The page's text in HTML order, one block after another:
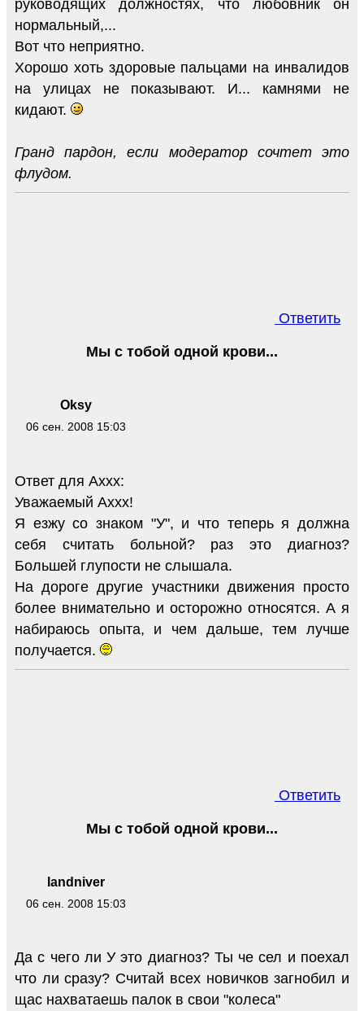
руководящих должностях, что любовник он
нормальный,...
Вот что неприятно.
Хорошо хоть здоровые пальцами на инвалидов
на улицах не показывают. И... камнями не
кидают.
Гранд пардон, если модератор сочтет это
флудом.
Ответить
Oksy
06 сен. 2008 15:03
Мы с тобой одной крови...
Ответ для Axxx:
Уважаемый Аххх!
Я езжу со знаком "У", и что теперь я должна
себя считать больной? раз это диагноз?
Большей глупости не слышала.
На дороге другие участники движения просто
более внимательно и осторожно относятся. А я
набираюсь опыта, и чем дальше, тем лучше
получается.
Ответить
landniver
06 сен. 2008 15:03
Мы с тобой одной крови...
Да с чего ли У это диагноз? Ты че сел и поехал
что ли сразу? Считай всех новичков загнобил и
щас нахватаешь палок в свои "колеса"